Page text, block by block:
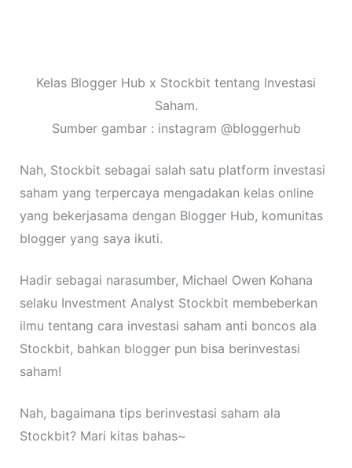
Kelas Blogger Hub x Stockbit tentang Investasi
Saham.
Sumber gambar : instagram @bloggerhub
Nah, Stockbit sebagai salah satu platform investasi
saham yang terpercaya mengadakan kelas online
yang bekerjasama dengan Blogger Hub, komunitas
blogger yang saya ikuti.
Hadir sebagai narasumber, Michael Owen Kohana
selaku Investment Analyst Stockbit membeberkan
ilmu tentang cara investasi saham anti boncos ala
Stockbit, bahkan blogger pun bisa berinvestasi
saham!
Nah, bagaimana tips berinvestasi saham ala
Stockbit? Mari kitas bahas~